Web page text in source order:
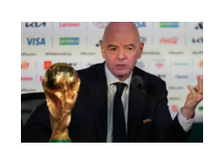
Дарьгангын Ганга нуурыг
сэргээн, хамгаалах төслийг
улсын төсвийн хөрөнгө
оруулалтаар хийж буй.
Төслийн